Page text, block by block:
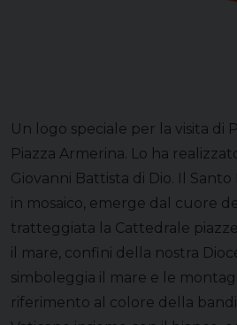
Un logo speciale per la visita di
Piazza Armerina. Lo ha
Giovanni Battista di Dio. Il
in mosaico, emerge dal cuore
tratteggiata la Cattedrale
il mare, confini della nostra
simboleggia il mare e le
riferimento al colore della